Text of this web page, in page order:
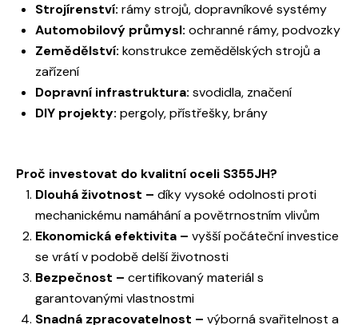
Strojírenství: rámy strojů, dopravníkové systémy
Automobilový průmysl: ochranné rámy, podvozky
Zemědělství: konstrukce zemědělských strojů a
zařízení
Dopravní infrastruktura: svodidla, značení
DIY projekty: pergoly, přístřešky, brány
Proč investovat do kvalitní oceli S355JH?
Dlouhá životnost – díky vysoké odolnosti proti
mechanickému namáhání a povětrnostním vlivům
Ekonomická efektivita – vyšší počáteční investice
se vrátí v podobě delší životnosti
Bezpečnost – certifikovaný materiál s
garantovanými vlastnostmi
Snadná zpracovatelnost – výborná svařitelnost a